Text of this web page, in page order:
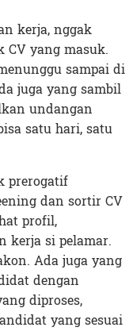
kerja, nggak
CV yang masuk.
sampai di
juga yang sambil
undangan
satu hari, satu
prerogatif
dan sortir CV
profil,
kerja si pelamar.
Ada juga yang
dengan
diproses,
yang sesuai